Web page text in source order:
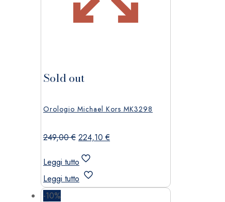
Sold out
Orologio Michael Kors MK3298
249,00€ Il
originale
era:
249,00 €.
224,10€
224,10 €.
Leggi tutto
Leggi tutto
-10%